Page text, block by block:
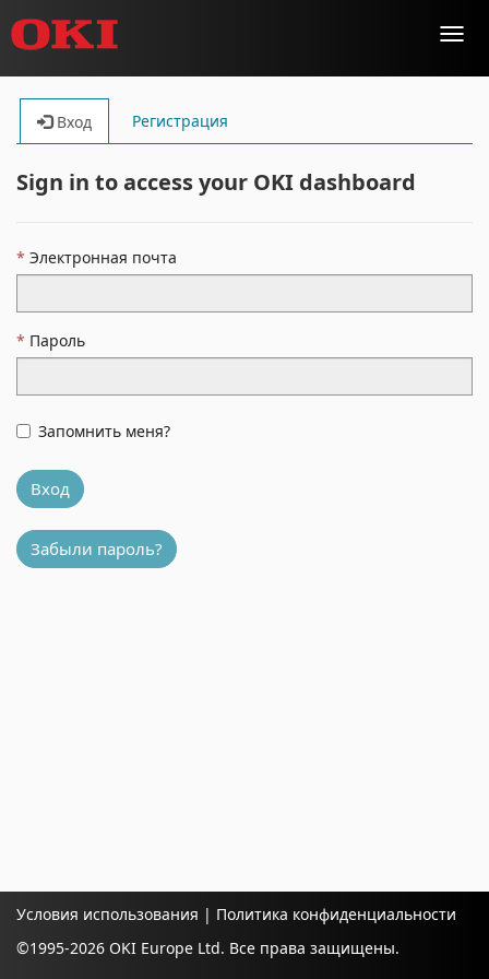
Вход Регистрация
Sign in to access your OKI dashboard
Электронная почта
Пароль
Запомнить меня?
Вход
Забыли пароль?
Условия использования | Политика конфиденциальности
©1995-2026 OKI Europe Ltd. Все права защищены.